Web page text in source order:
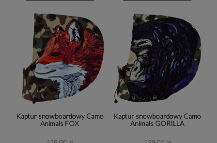
Kaptur snowboardowy Camo
Animals FOX
Kaptur snowboardowy Camo
Animals GORILLA